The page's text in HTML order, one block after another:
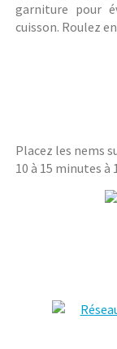
garniture pour
cuisson. Roulez
Placez les nems
10 à 15 minutes à